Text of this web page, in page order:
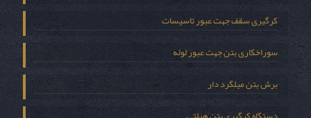
کرگیری سقف جهت عبور تاسیسات
سوراخکاری بتن جهت عبور لوله
برش بتن میلگرد دار